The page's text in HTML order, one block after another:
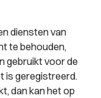
diensten van
te behouden,
gebruikt voor de
is geregistreerd.
dan kan het op